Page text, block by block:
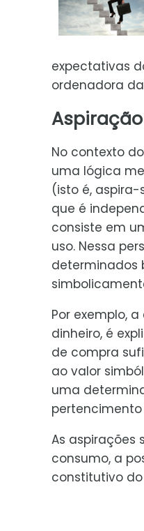
expectativas
ordenadora
No contexto
uma lógica
(isto é,
que é
consiste em
uso. Nessa
determinados
Por exemplo,
dinheiro, é
de compra
ao valor
uma
As aspirações
consumo, a
constitutivo